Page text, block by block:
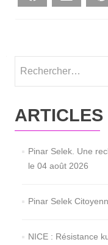
ARTICLES
Pinar Selek. Une
le 04 août 2026
Pinar Selek
NICE : Résistance